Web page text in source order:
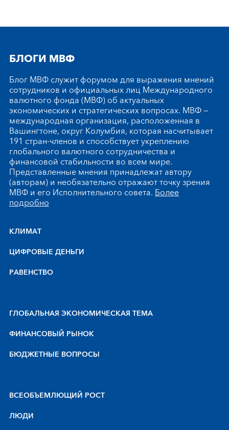
БЛОГИ МВФ
Блог МВФ служит форумом для выражения мнений
сотрудников и официальных лиц Международного
валютного фонда (МВФ) об актуальных
экономических и стратегических вопросах. МВФ —
международная организация, расположенная в
Вашингтоне, округ Колумбия, которая насчитывает
191 стран-членов и способствует укреплению
глобального валютного сотрудничества и
финансовой стабильности во всем мире.
Представленные мнения принадлежат автору
(авторам) и необязательно отражают точку зрения
МВФ и его Исполнительного совета.Более
подробно
КЛИМАТ
ЦИФРОВЫЕ ДЕНЬГИ
РАВЕНСТВО
ГЛОБАЛЬНАЯ ЭКОНОМИЧЕСКАЯ ТЕМА
ФИНАНСОВЫЙ РЫНОК
БЮДЖЕТНЫЕ ВОПРОСЫ
BCEOБЪEMЛЮЩИЙ POCT
ЛЮДИ